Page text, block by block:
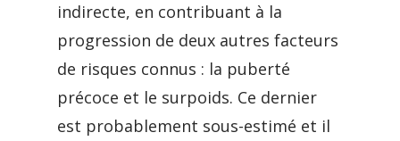
indirecte, en contribuant à la
progression de deux autres facteurs
de risques connus : la puberté
précoce et le surpoids. Ce dernier
est probablement sous-estimé et il